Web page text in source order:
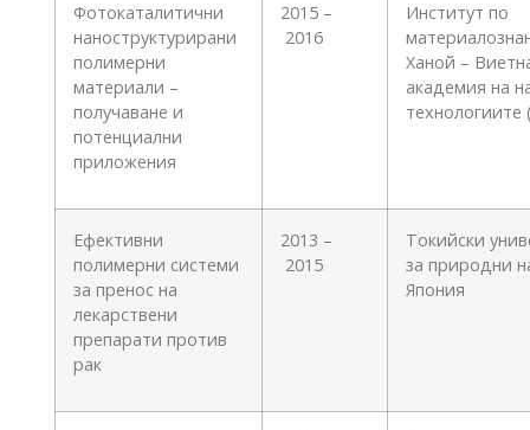
Фотокаталитични
наноструктурирани
полимерни
материали –
получаване и
потенциални
приложения
2015 –
2016
Институт по
Ханой –
академия на
Ефективни
полимерни системи
за пренос на
лекарствени
препарати против
рак
2013 –
2015
Токийски
за природни
Япония